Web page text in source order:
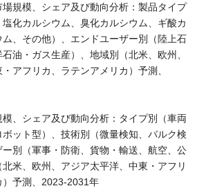
規模、シェア及び動向分析：製品タイプ
化カルシウム、臭化カルシウム、ギ酸カ
ム、その他）、エンドユーザー別（陸上石
油・ガス生産）、地域別（北米、欧州、
アフリカ、ラテンアメリカ）予測、
、シェア及び動向分析：タイプ別（車両
ット型）、技術別（微量検知、バルク検
別（軍事・防衛、貨物・輸送、航空、公
米、欧州、アジア太平洋、中東・アフリ
）予測、2023-2031年